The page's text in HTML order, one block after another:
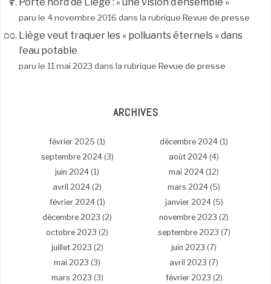
paru le 4 novembre 2016 dans la rubrique Revue de presse
Liège veut traquer les « polluants éternels » dans
l’eau potable
paru le 11 mai 2023 dans la rubrique Revue de presse
ARCHIVES
février 2025 (1) décembre 2024 (1)
septembre 2024(3) août 2024 (4)
juin 2024 (1) mai 2024 (12)
avril 2024 (2) mars 2024 (5)
février 2024(1) janvier 2024(5)
décembre 2023 (2) novembre 2023 (2)
octobre 2023 (2) septembre 2023 (7)
juillet 2023 (2) juin 2023 (7)
mai 2023 (3) avril 2023 (7)
mars 2023 (3) février 2023 (2)